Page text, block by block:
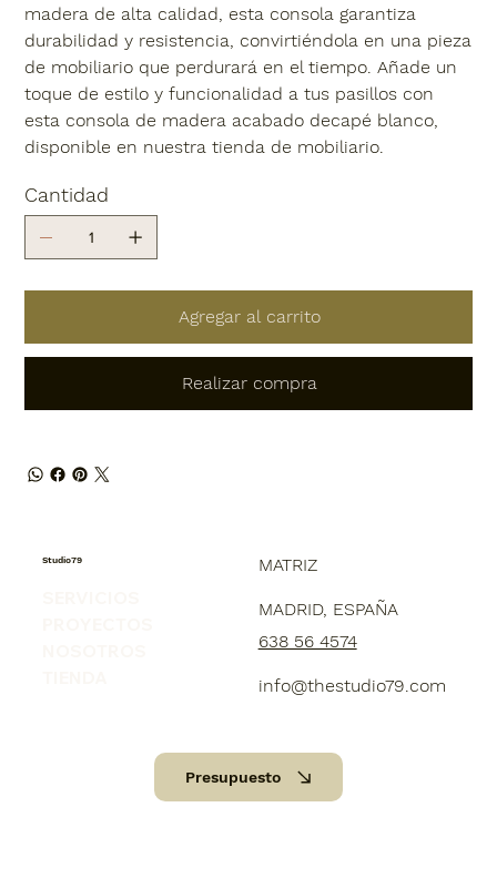
madera de alta calidad, esta consola garantiza
durabilidad y resistencia, convirtiéndola en una pieza
de mobiliario que perdurará en el tiempo. Añade un
toque de estilo y funcionalidad a tus pasillos con
esta consola de madera acabado decapé blanco,
disponible en nuestra tienda de mobiliario.
Cantidad
Agregar al carrito
Realizar compra
Studio79 MATRIZ
MADRID, ESPAÑA
638 56 4574
info@thestudio79.com
Presupuesto